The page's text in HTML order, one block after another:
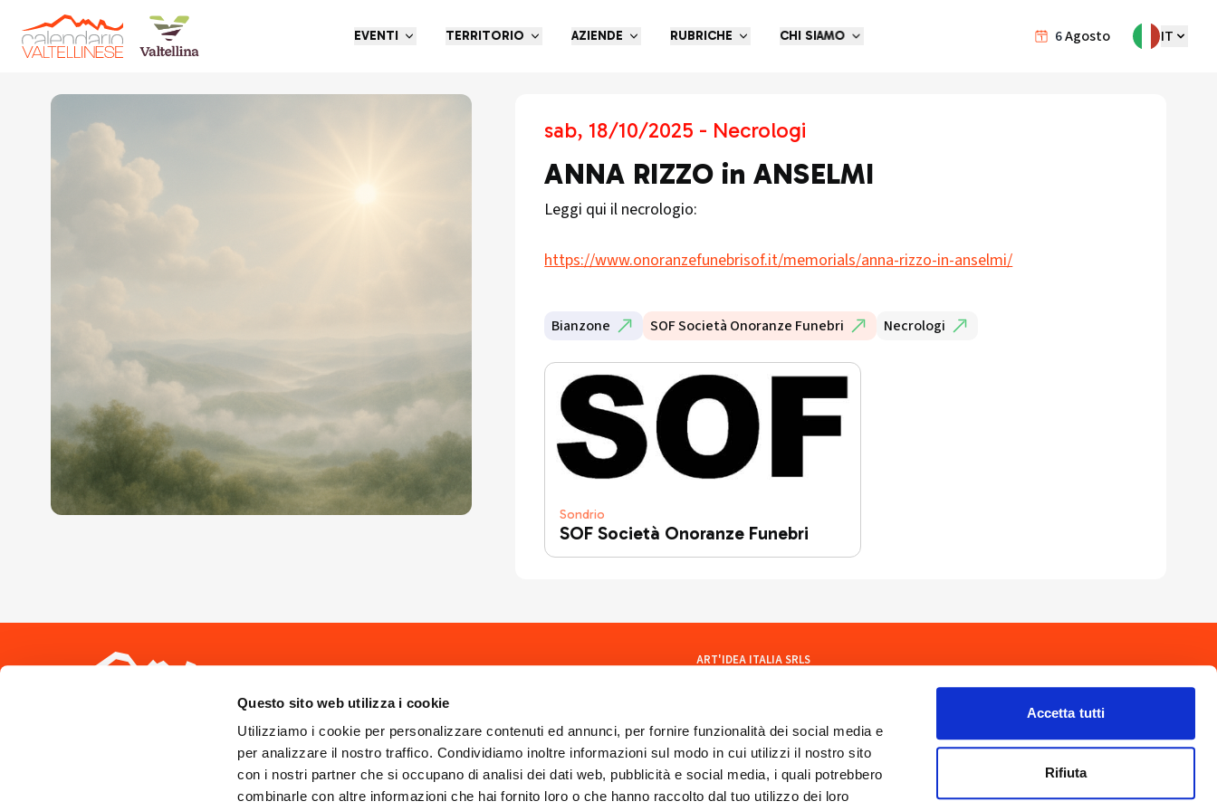
Questo sito web utilizza i cookie
Utilizziamo i cookie per personalizzare contenuti ed annunci, per fornire funzionalità dei social media e
per analizzare il nostro traffico. Condividiamo inoltre informazioni sul modo in cui utilizzi il nostro sito
con i nostri partner che si occupano di analisi dei dati web, pubblicità e social media, i quali potrebbero
combinarle con altre informazioni che hai fornito loro o che hanno raccolto dal tuo utilizzo dei loro
Accetta tutti
Rifiuta
6Agosto IT
EVENTI TERRITORIO AZIENDE RUBRICHE CHI SIAMO
Torna indietro
sab, 18/10/2025 - Necrologi
ANNA RIZZO in ANSELMI
Leggi qui il necrologio:
https://www.onoranzefunebrisof.it/memorials/anna-rizzo-in-anselmi/
Bianzone SOF Società Onoranze Funebri Necrologi
Sondrio
SOF Società Onoranze Funebri
Seguici sui social
ART'IDEA ITALIA SRLS
artideaitaliasrls@legalmail.it